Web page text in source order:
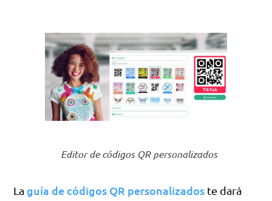
Editor de códigos QR personalizados
La guía de códigos QR personalizados te dará